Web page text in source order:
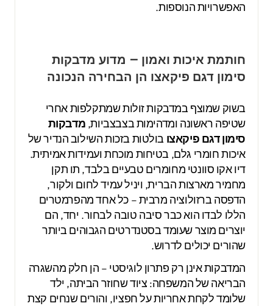
האפשרויות הנוספות.
חותמת איכות ואמון – מדוע מדבקות
סימון דגם פיקאצו הן הבחירה הנכונה
בשוק שמוצף במדבקות זולות שמתקלפות אחרי
שטיפה ראשונה ומדהימות בצבצביות, מדבקות
סימון דגם פיקאצובולטות בזכות השילוב הנדיר של
איכות חומרי גלם, בטיחות מוכחת ועמידות אמיתית.
דיו אקו סוונטי מחומרים טבעיים בלבד, תו תקן
מחמיר מארצות הברית, ויניל עמיד לחום ולקור,
הדפסה ברזולוציה מרבית – כל אחד מהפרמטרים
הללו לבדו הוא כבר סיבה טובה לבחור. יחד, הם
יוצרים מוצר שעומד בסטנדרטים הגבוהים ביותר
שהורים יכולים לדרוש.
המדבקות אינן רק פתרון לוגיסטי – הן חלק מהשגרה
הבריאה של המשפחה: ציוד שחוזר הביתה, ילד
שלומד לקחת אחריות על חפציו, והורים שנחים קצת